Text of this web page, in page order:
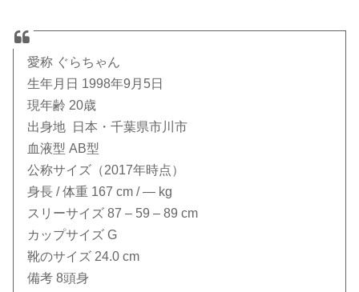
愛称 ぐらちゃん
生年月日 1998年9月5日
現年齢 20歳
出身地 日本・千葉県市川市
血液型 AB型
公称サイズ（2017年時点）
身長 / 体重 167 cm / ― kg
スリーサイズ 87 – 59 – 89 cm
カップサイズ G
靴のサイズ 24.0 cm
備考 8頭身